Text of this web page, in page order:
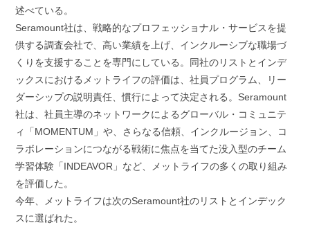
述べている。
Seramount社は、戦略的なプロフェッショナル・サービスを提
供する調査会社で、高い業績を上げ、インクルーシブな職場づ
くりを支援することを専門にしている。同社のリストとインデ
ックスにおけるメットライフの評価は、社員プログラム、リー
ダーシップの説明責任、慣行によって決定される。Seramount
社は、社員主導のネットワークによるグローバル・コミュニテ
ィ「MOMENTUM」や、さらなる信頼、インクルージョン、コ
ラボレーションにつながる戦術に焦点を当てた没入型のチーム
学習体験「INDEAVOR」など、メットライフの多くの取り組み
を評価した。
今年、メットライフは次のSeramount社のリストとインデック
スに選ばれた。